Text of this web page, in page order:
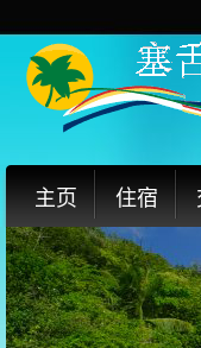
主页 住宿